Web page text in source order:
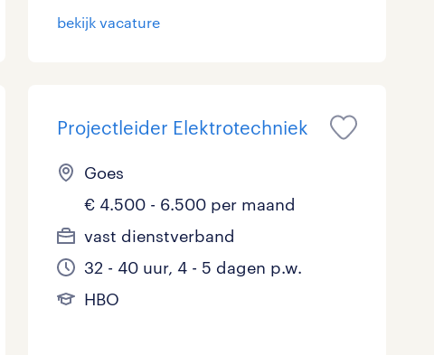
bekijk vacature
Projectleider Elektrotechniek
Goes
€ 4.500 - 6.500 per maand
vast dienstverband
32 - 40 uur, 4 - 5 dagen p.w.
HBO